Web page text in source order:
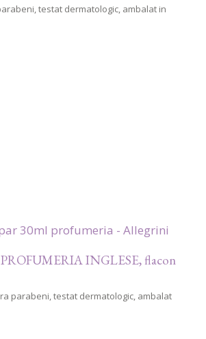
testat dermatologic, ambalat in
PROFUMERIA INGLESE, flacon
parabeni, testat dermatologic, ambalat